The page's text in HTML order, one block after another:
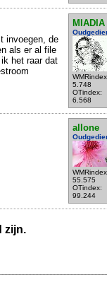
MIADIA
5.748
OTindex:
6.568
invoegen, de
als er al file
het raar dat
allone
55.575
OTindex:
99.244
zijn.